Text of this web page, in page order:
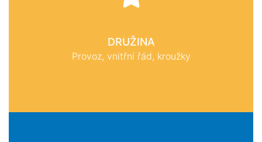
DRUŽINA
Provoz, vnitřní řád, kroužky